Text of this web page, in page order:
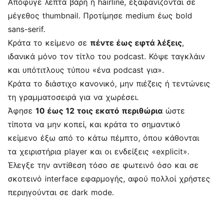
Απόφυγε λεπτά βάρη ή hairline, εξαφανίζονται σε
μέγεθος thumbnail. Προτίμησε medium έως bold
sans-serif.
Κράτα το κείμενο σε πέντε έως εφτά λέξεις,
ιδανικά μόνο τον τίτλο του podcast. Κόψε ταγκλάιν
και υπότιτλους τύπου «ένα podcast για».
Κράτα το διάστιχο κανονικό, μην πιέζεις ή τεντώνεις
τη γραμματοσειρά για να χωρέσει.
Άφησε 10 έως 12 τοις εκατό περιθώρια ώστε
τίποτα να μην κοπεί, και κράτα το σημαντικό
κείμενο έξω από το κάτω πέμπτο, όπου κάθονται
τα χειριστήρια player και οι ενδείξεις «explicit».
Έλεγξε την αντίθεση τόσο σε φωτεινό όσο και σε
σκοτεινό interface εφαρμογής, αφού πολλοί χρήστες
περιηγούνται σε dark mode.